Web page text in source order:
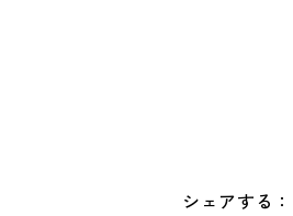
シェアする：